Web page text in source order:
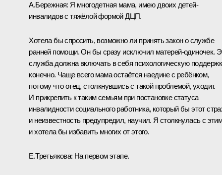
А.Бережная: Я многодетная мама, имею двоих детей-
инвалидов с тяжёлой формой ДЦП.
Хотела бы спросить, возможно ли принять закон о службе
ранней помощи. Он бы сразу исключил матерей-одиночек.
служба должна включать в себя психологическую
конечно. Чаще всего мама остаётся наедине с ребёнком,
потому что отец, столкнувшись с такой проблемой, уходит.
И прикрепить к таким семьям при постановке статуса
инвалидности социального работника, который бы этот
и неизвестность предупредил, научил. Я столкнулась с
и хотела бы избавить многих от этого.
Е.Третьякова: На первом этапе.